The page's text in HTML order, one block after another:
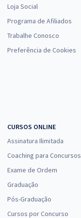
Loja Social
Programa de Afiliados
Trabalhe Conosco
Preferência de Cookies
CURSOS ONLINE
Assinatura Ilimitada
Coaching para Concursos
Exame de Ordem
Graduação
Pós-Graduação
Cursos por Concurso